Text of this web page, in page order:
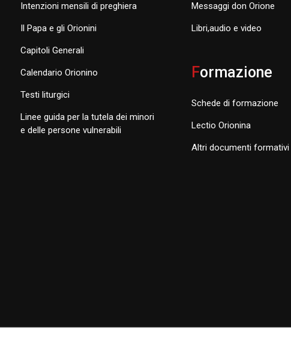
Intenzioni mensili di preghiera
Il Papa e gli Orionini
Capitoli Generali
Calendario Orionino
Testi liturgici
Linee guida per la tutela dei minori
e delle persone vulnerabili
Messaggi don Orione
Libri,audio e video
Formazione
Schede di formazione
Lectio Orionina
Altri documenti formativi